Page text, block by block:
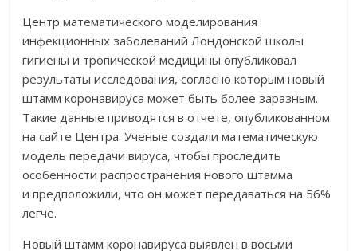
Центр математического моделирования
инфекционных заболеваний Лондонской школы
гигиены и тропической медицины опубликовал
результаты исследования, согласно которым новый
штамм коронавируса может быть более заразным.
Такие данные приводятся в отчете, опубликованном
на сайте Центра. Ученые создали математическую
модель передачи вируса, чтобы проследить
особенности распространения нового штамма
и предположили, что он может передаваться на 56%
легче.
Новый штамм коронавируса выявлен в восьми